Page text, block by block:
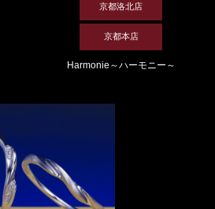
京都洛北店
京都本店
Harmonie～ハーモニー～